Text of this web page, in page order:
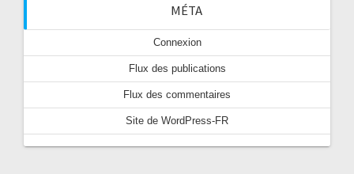
MÉTA
Connexion
Flux des publications
Flux des commentaires
Site de WordPress-FR